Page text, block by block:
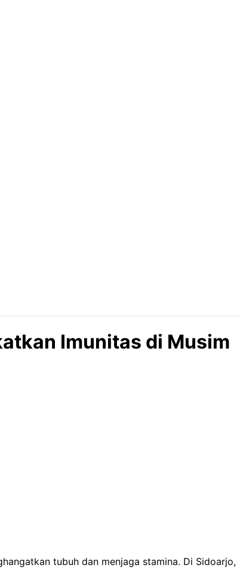
Imunitas di Musim
tubuh dan menjaga stamina. Di Sidoarjo,